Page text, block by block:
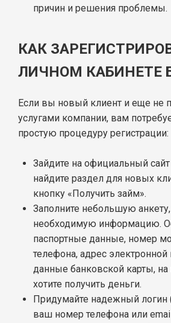
причин и решения проблемы.
КАК
ЛИЧНОМ КАБИНЕТЕ
Если вы новый клиент и еще не
услугами компании, вам
простую процедуру регистрации:
Зайдите на официальный
найдите раздел для новых
кнопку «Получить займ».
Заполните небольшую анкету,
необходимую информацию.
паспортные данные, номер
телефона, адрес электронной
данные банковской карты,
хотите получить деньги.
Придумайте надежный логин
ваш номер телефона или